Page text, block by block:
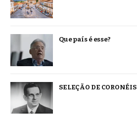
Que país é esse?
SELEÇÃO DE CORONÉIS